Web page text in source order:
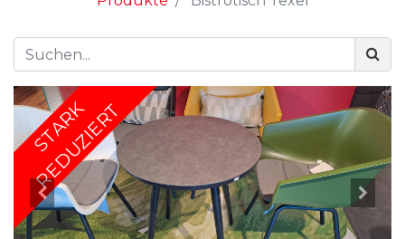
STARK
REDUZIERT